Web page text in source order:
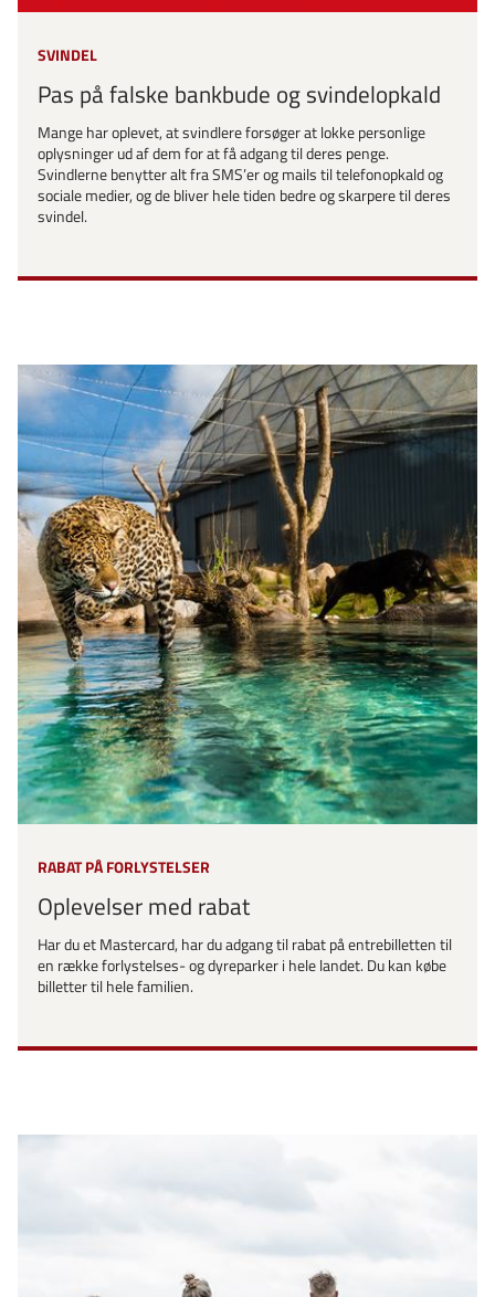
SVINDEL
Pas på falske bankbude og svindelopkald
Mange har oplevet, at svindlere forsøger at lokke personlige
oplysninger ud af dem for at få adgang til deres penge.
Svindlerne benytter alt fra SMS’er og mails til telefonopkald og
sociale medier, og de bliver hele tiden bedre og skarpere til deres
svindel.
RABAT PÅ FORLYSTELSER
Oplevelser med rabat
Har du et Mastercard, har du adgang til rabat på entrebilletten til
en række forlystelses- og dyreparker i hele landet. Du kan købe
billetter til hele familien.